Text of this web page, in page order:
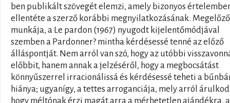
ben publikált szövegét elemzi, amely bizonyos
ellentéte a szerző korábbi megnyilatkozásának. Megelőző
munkája, a Le pardon (1967) nyugodt kijelentőmódjával
szemben a Pardonner? mintha kérdésessé tenné az előző
álláspontját. Nem arról van szó, hogy az utóbbi
előbbit, hanem annak a jelzéséről, hogy a megbocsátást
könnyűszerrel irracionálissá és kérdésessé teheti a
hiánya; ugyanígy, a tettes arroganciája, mely arról
hogy méltónak érzi magát arra a mérhetetlen ajándékra,